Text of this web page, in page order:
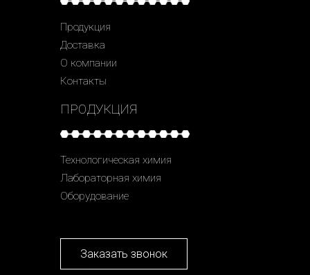
Продукция
Доставка
О компании
Контакты
ПРОДУКЦИЯ
Технологическая химия
Лабораторная химия
Оборудование
Заказать звонок